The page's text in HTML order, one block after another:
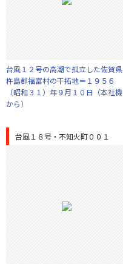
台風１２号の高潮で孤立した佐賀県
杵島郡福富村の干拓地＝１９５６
（昭和３１）年９月１０日（本社機
から）
台風１８号・不知火町００１